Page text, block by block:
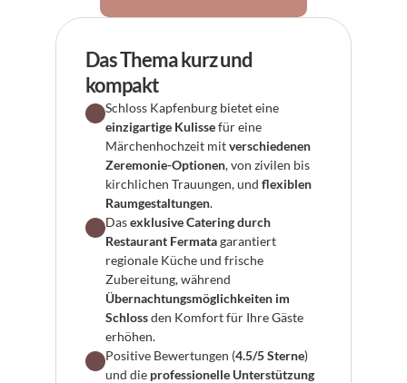
Das Thema kurz und
kompakt
einzigartige Kulisse für eine
Märchenhochzeit mit verschiedenen
Zeremonie-Optionen, von zivilen bis
kirchlichen Trauungen, und flexiblen
Raumgestaltungen.
Das exklusive Catering durch
Restaurant Fermata garantiert
regionale Küche und frische
Übernachtungsmöglichkeiten im
Schloss den Komfort für Ihre Gäste
erhöhen.
Positive Bewertungen (4.5/5 Sterne)
und die professionelle Unterstützung